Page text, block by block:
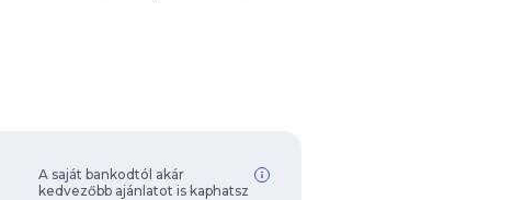
A saját bankodtól akár
kedvezőbb ajánlatot is kaphatsz